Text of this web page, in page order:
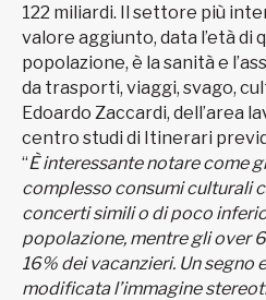
122 miliardi. Il settore più
valore aggiunto, data l’età di
popolazione, è la sanità e
da trasporti, viaggi, svago,
Edoardo Zaccardi, dell’area
centro studi di Itinerari
“È interessante notare come
complesso consumi culturali
concerti simili o di poco
popolazione, mentre gli over
16% dei vacanzieri. Un segno
modificata l’immagine